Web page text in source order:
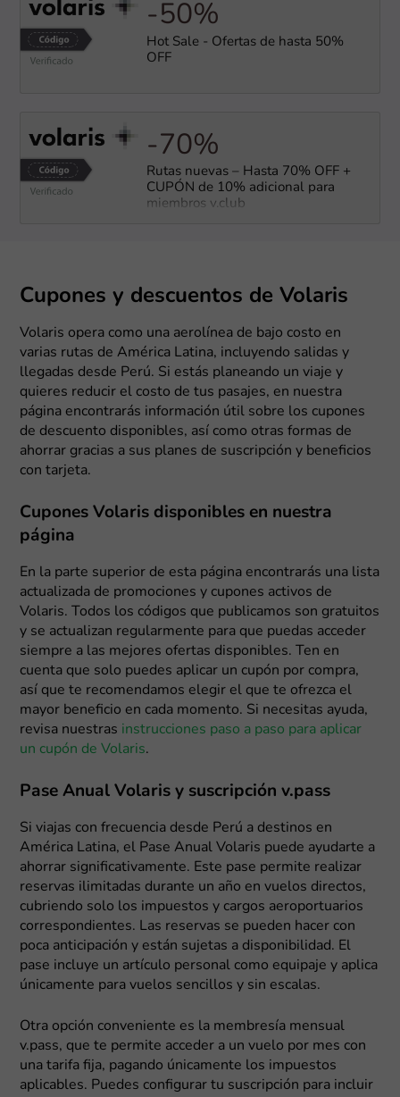
-50%
Hot Sale - Ofertas de hasta 50%
OFF
-70%
Rutas nuevas – Hasta 70% OFF +
CUPÓN de 10% adicional para
miembros v.club
Cupones y descuentos de Volaris
Volaris opera como una aerolínea de bajo costo en
varias rutas de América Latina, incluyendo salidas y
llegadas desde Perú. Si estás planeando un viaje y
quieres reducir el costo de tus pasajes, en nuestra
página encontrarás información útil sobre los cupones
de descuento disponibles, así como otras formas de
ahorrar gracias a sus planes de suscripción y beneficios
con tarjeta.
Cupones Volaris disponibles en nuestra
página
En la parte superior de esta página encontrarás una lista
actualizada de promociones y cupones activos de
Volaris. Todos los códigos que publicamos son gratuitos
y se actualizan regularmente para que puedas acceder
siempre a las mejores ofertas disponibles. Ten en
cuenta que solo puedes aplicar un cupón por compra,
así que te recomendamos elegir el que te ofrezca el
mayor beneficio en cada momento. Si necesitas ayuda,
revisa nuestras instrucciones paso a paso para aplicar
un cupón de Volaris.
Pase Anual Volaris y suscripción v.pass
Si viajas con frecuencia desde Perú a destinos en
América Latina, el Pase Anual Volaris puede ayudarte a
ahorrar significativamente. Este pase permite realizar
reservas ilimitadas durante un año en vuelos directos,
cubriendo solo los impuestos y cargos aeroportuarios
correspondientes. Las reservas se pueden hacer con
poca anticipación y están sujetas a disponibilidad. El
pase incluye un artículo personal como equipaje y aplica
únicamente para vuelos sencillos y sin escalas.
Otra opción conveniente es la membresía mensual
v.pass, que te permite acceder a un vuelo por mes con
una tarifa fija, pagando únicamente los impuestos
aplicables. Puedes configurar tu suscripción para incluir